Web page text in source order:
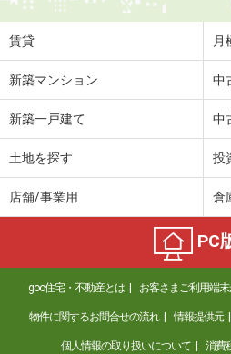
専有面積
宮城県仙台市宮城野区五輪１
7.35万円
宮城県仙台市青葉区上杉１
7.80万円
住 所
宮城県仙台
専有面積 30.64m²
間取り
1DK
宮城県仙台市青葉区上杉１
賃貸 月
新築マンション 中
新築一戸建て 中
土地を探す 投
店舗/事業用 倉
PC
goo住宅・不動産とは お客さまご利用端
物件に関するお問合せの流れ 情報提供元
個人情報の取り扱いについて 消費